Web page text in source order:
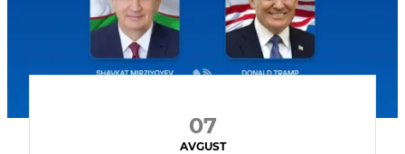
07
AVGUST